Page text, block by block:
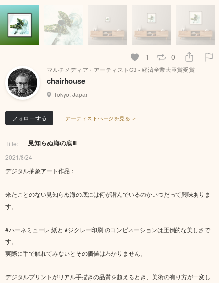
1 0
マルチメディア・アーティストG3 - 経済産業大臣賞受賞
chairhouse
Tokyo, Japan
フォローする アーティストページを見る ＞
Title: 見知らぬ海の底Ⅲ
2021/8/24
デジタル抽象アート作品：
来たことのない見知らぬ海の底には何が潜んでいるのかいつだって興味ありま
す。
#ハーネミューレ 紙と #ジクレー印刷 のコンビネーションは圧倒的な美しさで
す。
実際に手で触れてみないとその価値はわかりません。
デジタルプリントがリアル手描きの品質を超えるとき、美術の有り方が一変し